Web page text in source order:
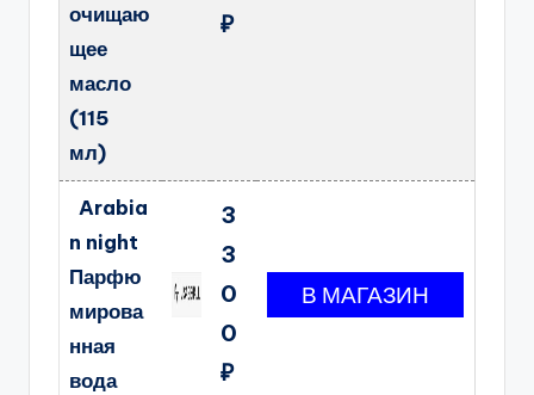
очищаю
щее
масло
(115
мл)
₽
Arabia
n night
Парфю
мирова
нная
вода
3
3
0
0
₽